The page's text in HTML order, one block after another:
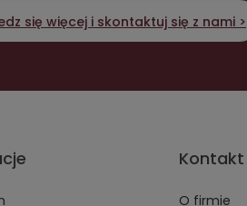
się więcej i skontaktuj się z nami >
O firmie